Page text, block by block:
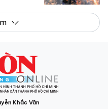
Khắc Văn